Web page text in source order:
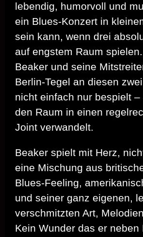
lebendig, humorvoll und
ein Blues‑Konzert in
sein kann, wenn drei
auf engstem Raum
Beaker und seine
Berlin‑Tegel an diesen
nicht einfach nur bespielt –
den Raum in einen
Joint verwandelt.
Beaker spielt mit Herz,
eine Mischung aus
Blues‑Feeling,
und seiner ganz eigenen,
verschmitzten Art,
Kein Wunder das er neben